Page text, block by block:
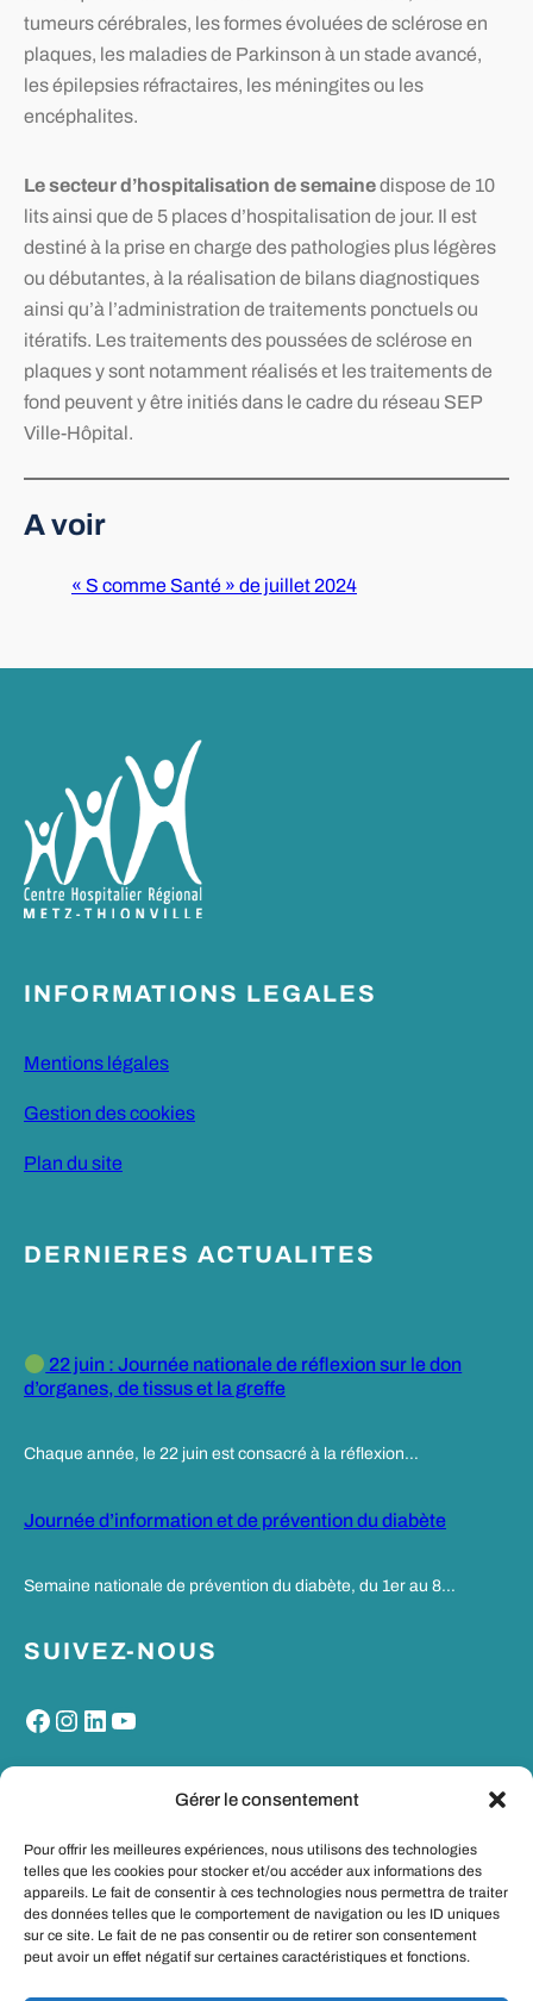
Gérer le consentement
Pour offrir les meilleures expériences, nous utilisons des technologies
telles que les cookies pour stocker et/ou accéder aux informations des
appareils. Le fait de consentir à ces technologies nous permettra de traiter
des données telles que le comportement de navigation ou les ID uniques
sur ce site. Le fait de ne pas consentir ou de retirer son consentement
peut avoir un effet négatif sur certaines caractéristiques et fonctions.
tumeurs cérébrales, les formes évoluées de sclérose en
plaques, les maladies de Parkinson à un stade avancé,
les épilepsies réfractaires, les méningites ou les
encéphalites.
Le secteur d’hospitalisation de semainedispose de 10
lits ainsi que de 5 places d’hospitalisation de jour. Il est
destiné à la prise en charge des pathologies plus légères
ou débutantes, à la réalisation de bilans diagnostiques
ainsi qu’à l’administration de traitements ponctuels ou
itératifs. Les traitements des poussées de sclérose en
plaques y sont notamment réalisés et les traitements de
fond peuvent y être initiés dans le cadre du réseau SEP
Ville-Hôpital.
A voir
« S comme Santé » de juillet 2024
INFORMATIONS LEGALES
Mentions légales
Gestion des cookies
Plan du site
DERNIERES ACTUALITES
22 juin : Journée nationale de réflexion sur le don
d’organes, de tissus et la greffe
Chaque année, le 22 juin est consacré à la réflexion…
Journée d’information et de prévention du diabète
Semaine nationale de prévention du diabète, du 1er au 8…
SUIVEZ-NOUS
Facebook Instagram LinkedIn YouTube
MON PORTAIL SANTE